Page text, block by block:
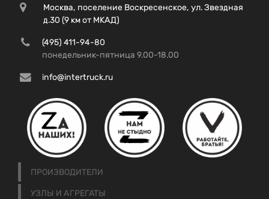
Москва, поселение Воскресенское, ул. Звездная
д.30 (9 км от МКАД)
(495) 411-94-80
понедельник-пятница 9.00-18.00
info@intertruck.ru
ПРОИЗВОДИТЕЛИ
УЗЛЫ И АГРЕГАТЫ